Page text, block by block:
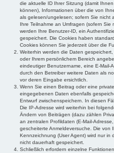
die aktuelle ID Ihrer Sitzung (damit
können), Informationen über die von
als gelesen/ungelesen; sofern Sie nicht
Ihre Teilnahme an Umfragen (sofern
werden Ihre Benutzer-ID, ein
gespeichert. Die Cookies haben
Cookies können Sie jederzeit über die
Weiterhin werden die Daten
oder Ihrem persönlichem Bereich
eindeutiger Benutzername, eine E-Mail-
durch den Betreiber weitere Daten als
vor deren Eingabe ersichtlich.
Wenn Sie einen Beitrag oder eine
eingegebenen Daten ebenfalls
Entwurf zwischenspeichern. In diesen
Die IP-Adresse wird weiterhin bei
Ändern von Beiträgen (dazu zählen
an zentralen Profildaten (E-Mail-
gescheiterte Anmeldeversuche. Die von
Kennzeichnung (User Agent) wird nur in
nicht dauerhaft gespeichert.
Schließlich erfordern einzelne